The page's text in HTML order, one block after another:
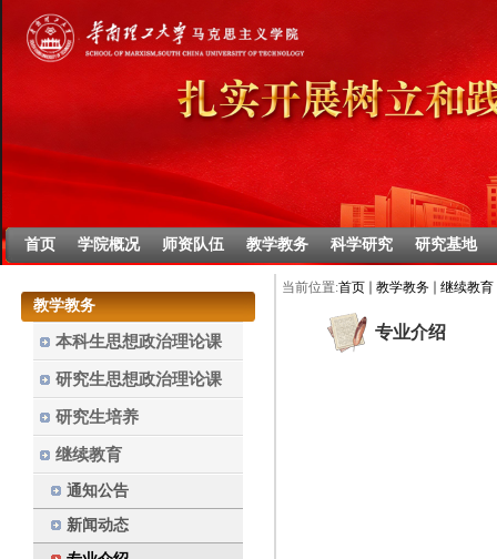
首页 学院概况 师资队伍 教学教务 科学研究 研究基地
教学教务
本科生思想政治理论课
研究生思想政治理论课
研究生培养
继续教育
通知公告
新闻动态
当前位置:首页 教学教务 继续教育
专业介绍